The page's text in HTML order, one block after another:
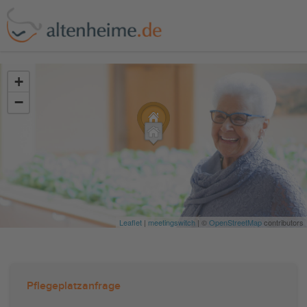
+
−
Leaflet | meetingswitch | ©OpenStreetMapcontributors
Pflegeplatzanfrage